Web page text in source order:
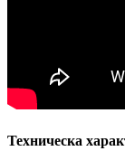
Техническа